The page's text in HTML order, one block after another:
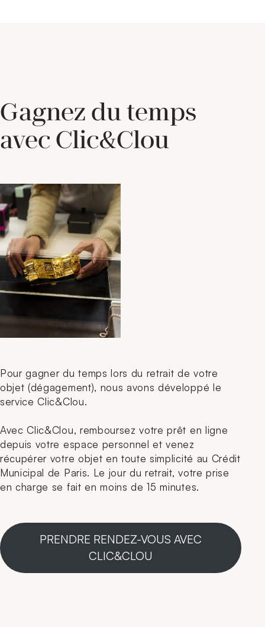
Gagnez du temps
avec Clic&Clou
Pour gagner du temps lors du retrait de votre
objet (dégagement), nous avons développé le
service Clic&Clou.
Avec Clic&Clou, remboursez votre prêt en ligne
depuis votre espace personnel et venez
récupérer votre objet en toute simplicité au Crédit
Municipal de Paris. Le jour du retrait, votre prise
en charge se fait en moins de 15 minutes.
PRENDRE RENDEZ-VOUS AVEC
CLIC&CLOU